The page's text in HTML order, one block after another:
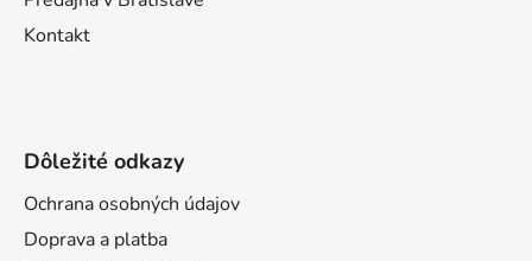
Kontakt
Dôležité odkazy
Ochrana osobných údajov
Doprava a platba